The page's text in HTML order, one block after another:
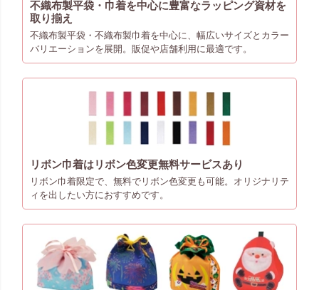
不織布製平袋・巾着を中心に豊富なラッピング資材を
取り揃え
不織布製平袋・不織布製巾着を中心に、幅広いサイズとカラー
バリエーションを展開。販促や店舗利用に最適です。
リボン巾着はリボン色変更無料サービスあり
リボン巾着限定で、無料でリボン色変更も可能。オリジナリテ
ィを出したい方におすすめです。